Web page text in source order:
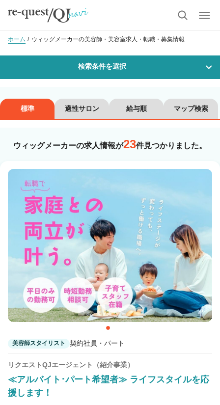
ホーム ウィッグメーカーの美容師・美容室求人・転職・募集情報
検索条件を選択
沿線・駅を選択 市区町村を選択
職種・技能ランク
美容師スタイリスト 美容師アシスタント
カラーリスト フロント・レセプション
ヘアメイク・美容部員 アイリスト
ネイリスト エステティシャン
講師・インストラクター 営業・販売スタッフ・その他
雇用形態
正社員
業務委託・フリーランス
詳細条件
標準 適性サロン 給与順 マップ検索
ウィッグメーカーの求人情報が23件見つかりました。
美容師スタイリスト 契約社員・パート
リクエストQJエージェント（紹介事業）
≪アルバイト･パート希望者≫ ライフスタイルを応
援します！